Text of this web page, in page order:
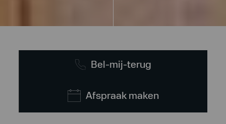
Bel-mij-terug
Afspraak maken